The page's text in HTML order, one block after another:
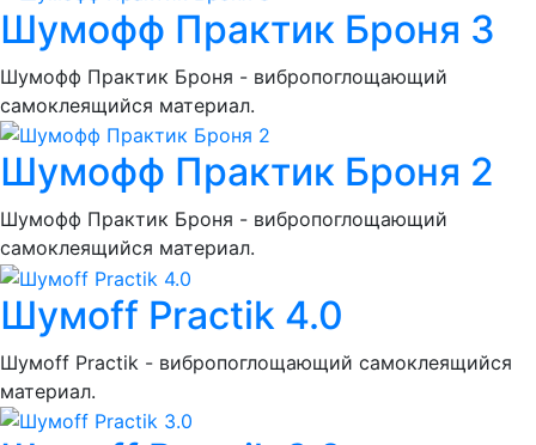
Шумoфф Практик Броня 3
Шумoфф Практик Броня - вибропоглощающий
самоклеящийся материал.
Шумoфф Практик Броня 2
Шумoфф Практик Броня - вибропоглощающий
самоклеящийся материал.
Шумoff Practik 4.0
Шумоff Practik - вибропоглощающий самоклеящийся
материал.